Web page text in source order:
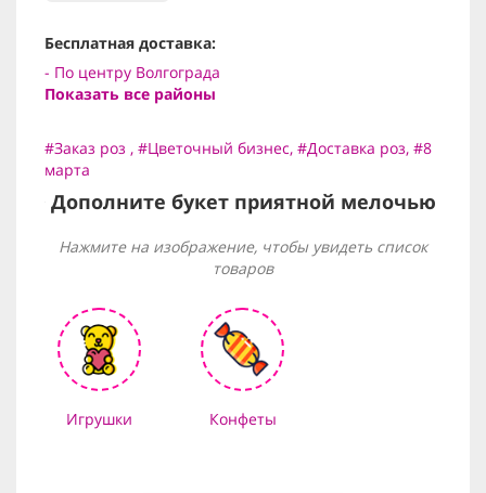
Бесплатная доставка:
- По центру Волгограда
Показать все районы
#Заказ роз , #Цветочный бизнес, #Доставка роз, #8
марта
Дополните букет приятной мелочью
Нажмите на изображение, чтобы увидеть список
товаров
Игрушки Конфеты